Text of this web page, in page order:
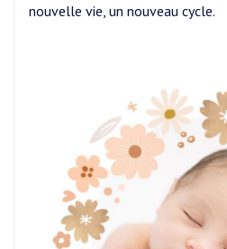
nouvelle vie, un nouveau cycle.